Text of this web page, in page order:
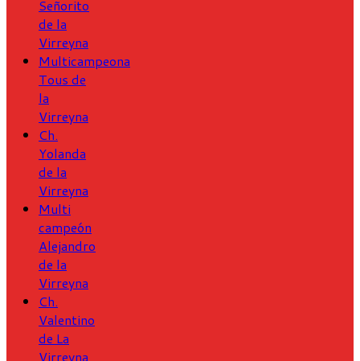
Señorito
de la
Virreyna
Multicampeona
Tous de
la
Virreyna
Ch.
Yolanda
de la
Virreyna
Multi
campeón
Alejandro
de la
Virreyna
Ch.
Valentino
de La
Virreyna